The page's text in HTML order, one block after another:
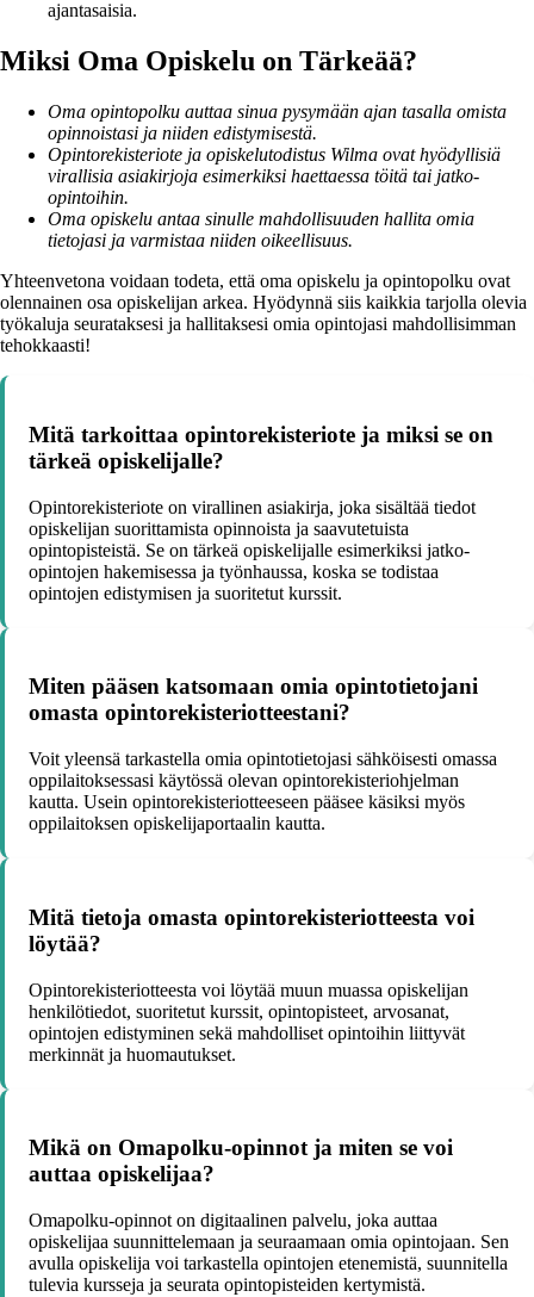
ajantasaisia.
Miksi Oma Opiskelu on Tärkeää?
Oma opintopolku auttaa sinua pysymään ajan tasalla omista
opinnoistasi ja niiden edistymisestä.
Opintorekisteriote ja opiskelutodistus Wilma ovat hyödyllisiä
virallisia asiakirjoja esimerkiksi haettaessa töitä tai jatko-
opintoihin.
Oma opiskelu antaa sinulle mahdollisuuden hallita omia
tietojasi ja varmistaa niiden oikeellisuus.
Yhteenvetona voidaan todeta, että oma opiskelu ja opintopolku ovat
olennainen osa opiskelijan arkea. Hyödynnä siis kaikkia tarjolla olevia
työkaluja seurataksesi ja hallitaksesi omia opintojasi mahdollisimman
tehokkaasti!
Mitä tarkoittaa opintorekisteriote ja miksi se on
tärkeä opiskelijalle?
Opintorekisteriote on virallinen asiakirja, joka sisältää tiedot
opiskelijan suorittamista opinnoista ja saavutetuista
opintopisteistä. Se on tärkeä opiskelijalle esimerkiksi jatko-
opintojen hakemisessa ja työnhaussa, koska se todistaa
opintojen edistymisen ja suoritetut kurssit.
Miten pääsen katsomaan omia opintotietojani
omasta opintorekisteriotteestani?
Voit yleensä tarkastella omia opintotietojasi sähköisesti omassa
oppilaitoksessasi käytössä olevan opintorekisteriohjelman
kautta. Usein opintorekisteriotteeseen pääsee käsiksi myös
oppilaitoksen opiskelijaportaalin kautta.
Mitä tietoja omasta opintorekisteriotteesta voi
löytää?
Opintorekisteriotteesta voi löytää muun muassa opiskelijan
henkilötiedot, suoritetut kurssit, opintopisteet, arvosanat,
opintojen edistyminen sekä mahdolliset opintoihin liittyvät
merkinnät ja huomautukset.
Mikä on Omapolku-opinnot ja miten se voi
auttaa opiskelijaa?
Omapolku-opinnot on digitaalinen palvelu, joka auttaa
opiskelijaa suunnittelemaan ja seuraamaan omia opintojaan. Sen
avulla opiskelija voi tarkastella opintojen etenemistä, suunnitella
tulevia kursseja ja seurata opintopisteiden kertymistä.